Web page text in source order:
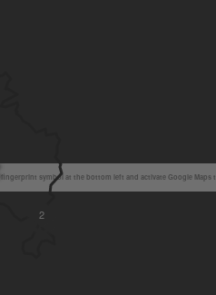
symbol at the bottom left and activate Google Maps
2